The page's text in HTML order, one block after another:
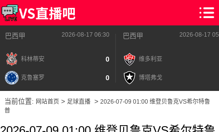
巴西甲 2026-08-17 06:30
科林蒂安 0
克鲁塞罗 0
巴西甲 2026-08-17
维多利亚
博塔弗戈
当前位置: 网站首页> 足球直播> 2026-07-09 01:00 维登贝鲁克VS希尔特鲁
普